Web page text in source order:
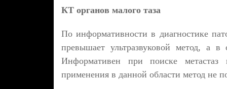
КТ органов малого таза
По информативности в диагностике
превышает ультразвуковой метод, а
Информативен при поиске
применения в данной области метод не